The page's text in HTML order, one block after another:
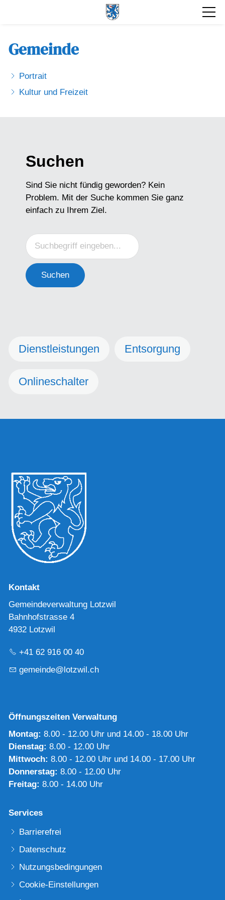
Gemeinde
Portrait
Kultur und Freizeit
Suchen
Sind Sie nicht fündig geworden? Kein
Problem. Mit der Suche kommen Sie ganz
einfach zu Ihrem Ziel.
Suchen
Dienstleistungen Entsorgung
Onlineschalter
Kontakt
Gemeindeverwaltung Lotzwil
Bahnhofstrasse 4
4932 Lotzwil
+41 62 916 00 40
g m nd tzw ch
Öffnungszeiten Verwaltung
Montag: 8.00 - 12.00 Uhr und 14.00 - 18.00 Uhr
Dienstag: 8.00 - 12.00 Uhr
Mittwoch: 8.00 - 12.00 Uhr und 14.00 - 17.00 Uhr
Donnerstag: 8.00 - 12.00 Uhr
Freitag: 8.00 - 14.00 Uhr
Services
Barrierefrei
Datenschutz
Nutzungsbedingungen
Cookie-Einstellungen